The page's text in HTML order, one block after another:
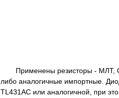
Применены резисторы - МЛТ,
либо аналогичные импортные.
TL431AC или аналогичной, при